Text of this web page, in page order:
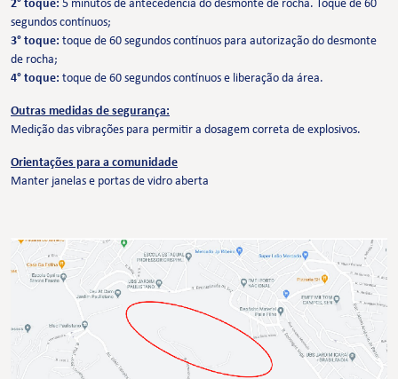
2° toque: 5 minutos de antecedência do desmonte de rocha. Toque de 60
segundos contínuos;
3° toque: toque de 60 segundos contínuos para autorização do desmonte
de rocha;
4° toque: toque de 60 segundos contínuos e liberação da área.
Outras medidas de segurança:
Medição das vibrações para permitir a dosagem correta de explosivos.
Orientações para a comunidade
Manter janelas e portas de vidro aberta